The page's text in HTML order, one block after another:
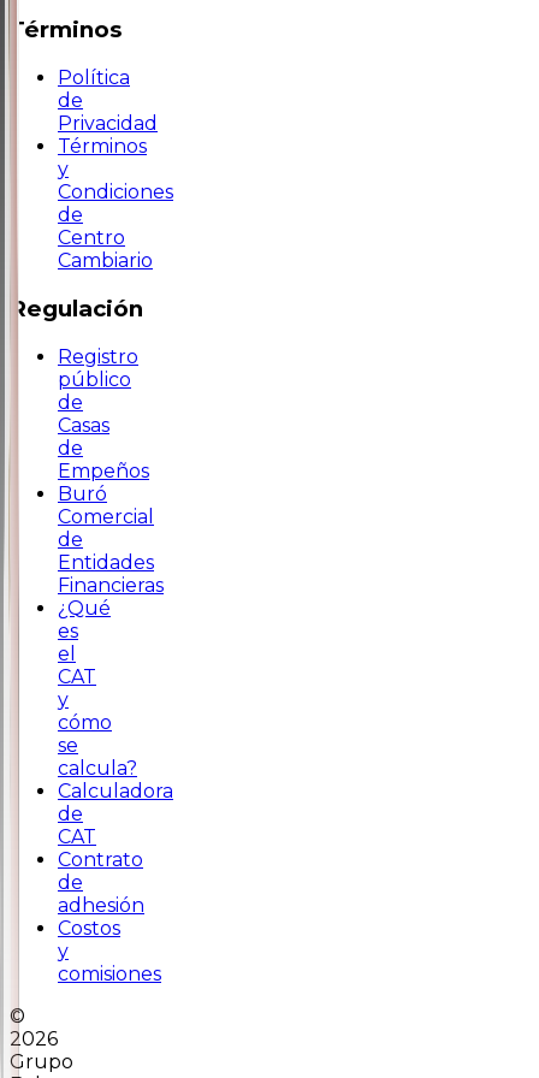
Términos
Política
de
Privacidad
Términos
y
Condiciones
de
Centro
Cambiario
Regulación
Registro
público
de
Casas
de
Empeños
Buró
Comercial
de
Entidades
Financieras
¿Qué
es
el
CAT
y
cómo
se
calcula?
Calculadora
de
CAT
Contrato
de
adhesión
Costos
y
comisiones
©
2026
Grupo